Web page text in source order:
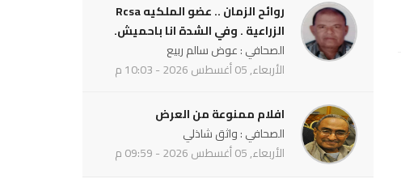
روائح الزمان .. عضو الملكيه Rcsa
الزراعية . وفي الشدة انا باحميش.
الصحافي : عوض سالم ربيع
الأربعاء, 05 أغسطس 2026 - 10:03 م
افلام ممنوعة من العرض
الصحافي : واثق شاذلي
الأربعاء, 05 أغسطس 2026 - 09:59 م